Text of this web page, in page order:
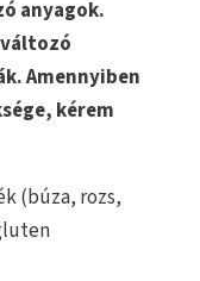
anyagok.
Amennyiben
kérem
(búza, rozs,